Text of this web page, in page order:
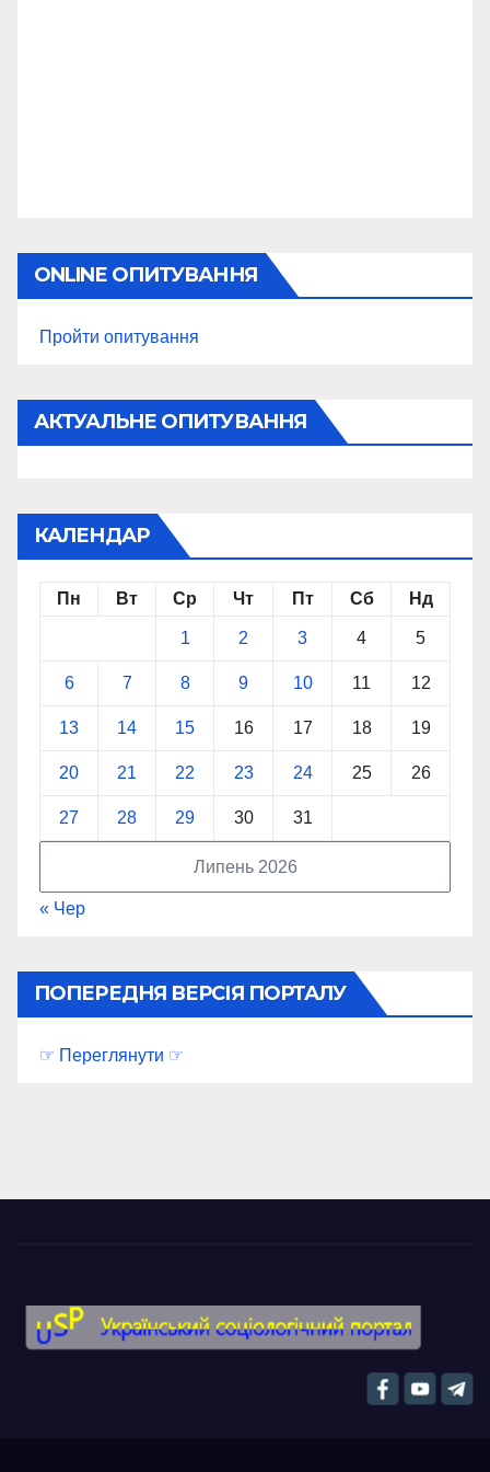
ONLINE ОПИТУВАННЯ
Пройти опитування
АКТУАЛЬНЕ ОПИТУВАННЯ
КАЛЕНДАР
Липень 2026
Пн Вт Ср Чт Пт Сб Нд
1 2 3 4 5
6 7 8 9 10 11 12
13 14 15 16 17 18 19
20 21 22 23 24 25 26
27 28 29 30 31
« Чер
ПОПЕРЕДНЯ ВЕРСІЯ ПОРТАЛУ
☞ Переглянути ☞